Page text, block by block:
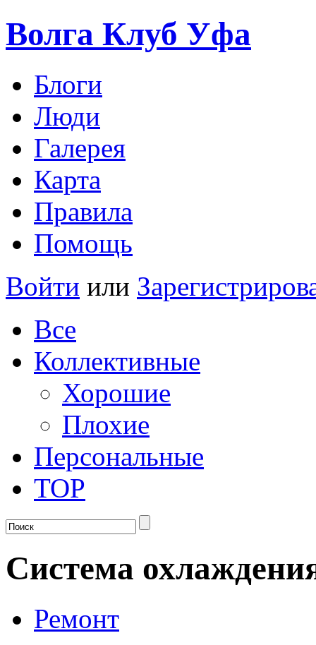
Волга Клуб Уфа
Блоги
Люди
Галерея
Карта
Правила
Помощь
Войти или
Все
Коллективные
Хорошие
Плохие
Персональные
TOP
Система
Ремонт